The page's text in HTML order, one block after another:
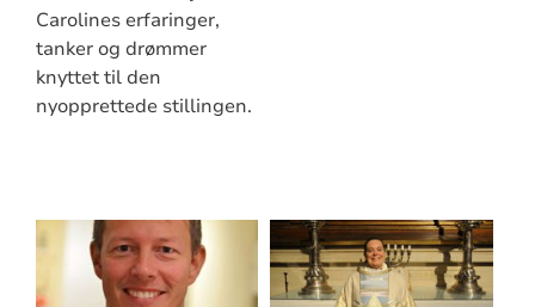
Carolines erfaringer,
tanker og drømmer
knyttet til den
nyopprettede stillingen.